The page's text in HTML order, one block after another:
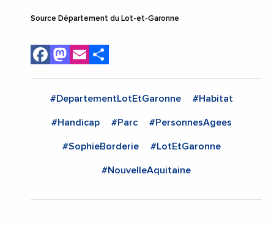
Source Département du Lot-et-Garonne
Facebook
Mastodon
Email
#DepartementLotEtGaronne #Habitat
#Handicap #Parc #PersonnesAgees
#SophieBorderie #LotEtGaronne
#NouvelleAquitaine